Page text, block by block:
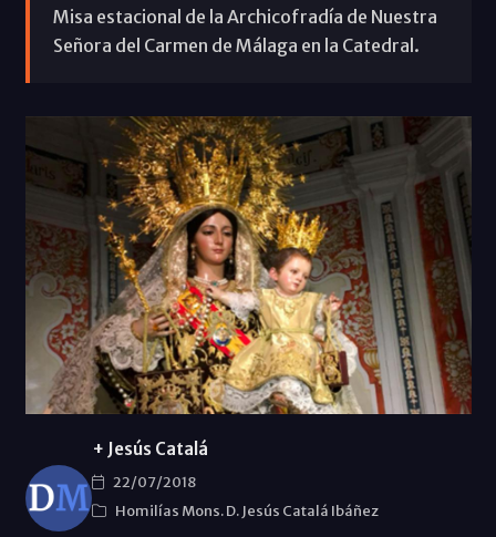
Misa estacional de la Archicofradía de Nuestra
Señora del Carmen de Málaga en la Catedral.
+ Jesús Catalá
22/07/2018
Homilías Mons. D. Jesús Catalá Ibáñez